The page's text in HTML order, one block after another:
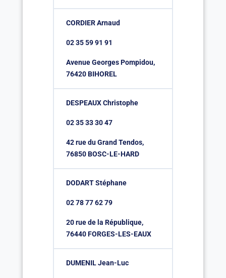
CORDIER Arnaud
02 35 59 91 91
Avenue Georges Pompidou,
76420 BIHOREL
DESPEAUX Christophe
02 35 33 30 47
42 rue du Grand Tendos,
76850 BOSC-LE-HARD
DODART Stéphane
02 78 77 62 79
20 rue de la République,
76440 FORGES-LES-EAUX
DUMENIL Jean-Luc